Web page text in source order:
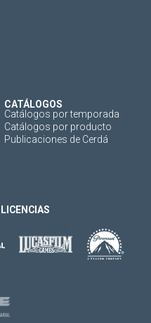
CATÁLOGOS
Catálogos por temporada
Catálogos por producto
Publicaciones de Cerdá